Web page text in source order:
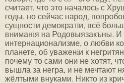
считает, что это началось с
годы, но сейчас народ,
сущности демократiи, всё
вниманiя на Родовыязакъны. И
интернационализме, о любви
планете, об уваженiи к
почему-то сами они не хотят,
вышла за негра, и не мечтают
жёлтыми внуками. Никто из